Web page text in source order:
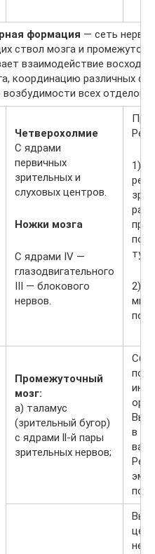
формация — сеть
ствол мозга и
взаимодействие
координацию различных
возбудимости всех отделов
Четверохолмие
С ядрами
первичных
зрительных и
слуховых центров.
Ножки мозга
С ядрами IV —
глазодвигательного
III — блокового
нервов.
1)
2)
Промежуточный
мозг:
а) таламус
(зрительный бугор)
с ядрами ll-й пары
зрительных нервов;
в